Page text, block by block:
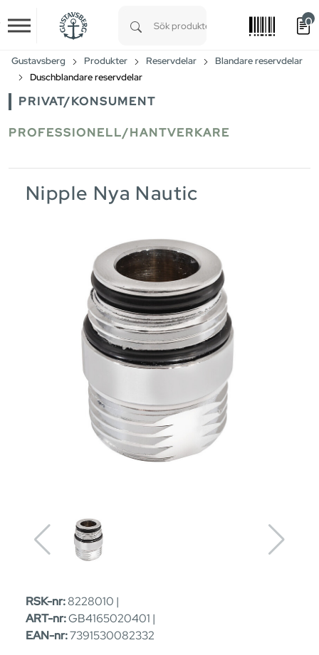
Skip to main content
0
Gustavsberg Produkter Reservdelar
Blandare reservdelar
Duschblandare reservdelar
PRIVAT/KONSUMENT
PROFESSIONELL/HANTVERKARE
Nipple Nya Nautic
RSK-nr:8228010 |
ART-nr:GB4165020401 |
EAN-nr:7391530082332